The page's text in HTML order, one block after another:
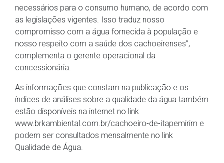
necessários para o consumo humano, de acordo com
as legislações vigentes. Isso traduz nosso
compromisso com a água fornecida à população e
nosso respeito com a saúde dos cachoeirenses”,
complementa o gerente operacional da
concessionária.
As informações que constam na publicação e os
índices de análises sobre a qualidade da água também
estão disponíveis na internet no link
www.brkambiental.com.br/cachoeiro-de-itapemirim e
podem ser consultados mensalmente no link
Qualidade de Água.